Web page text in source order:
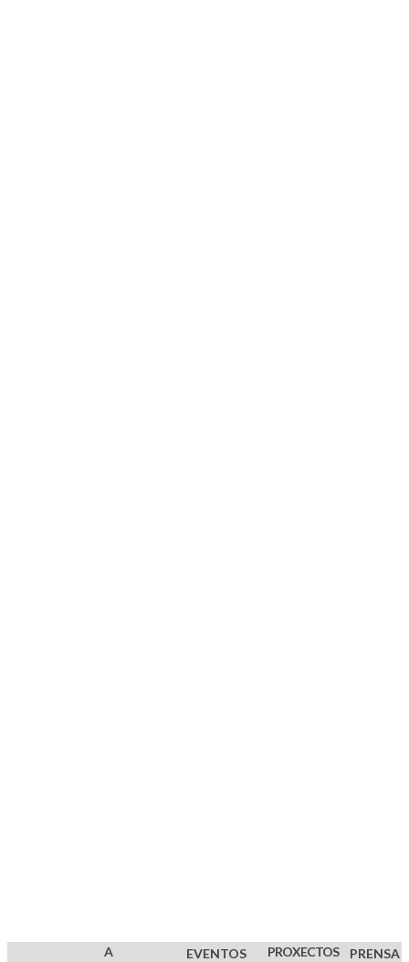
A
EVENTOS
PROXECTOS
PRENSA